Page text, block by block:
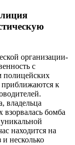
организации-
с
полицейских
приближаются к
владельца
взорвалась бомба
находится на
несколько